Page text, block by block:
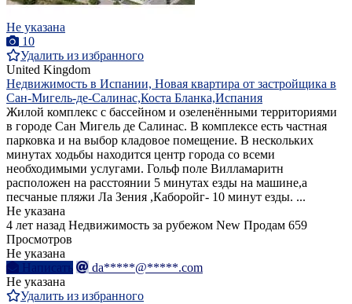
Не указана
10
Удалить из избранного
United Kingdom
Недвижимость в Испании, Новая квартира от застройщика в
Сан-Мигель-де-Салинас,Коста Бланка,Испания
Жилой комплекс с бассейном и озеленёнными территориями
в городе Сан Мигель де Салинас. В комплексе есть частная
парковка и на выбор кладовое помещение. В нескольких
минутах ходьбы находится центр города со всеми
необходимыми услугами. Гольф поле Вилламаритн
расположен на расстоянии 5 минутах езды на машине,а
песчаные пляжи Ла Зения ,Каборойг- 10 минут езды. ...
Не указана
4 лет назад Недвижимость за рубежом New Продам 659
Просмотров
Не указана
Написать
da*****@*****.com
Не указана
Удалить из избранного